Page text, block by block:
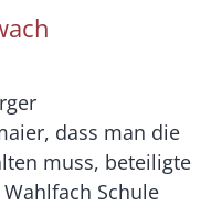
dass man die
muss, beteiligte
Schule